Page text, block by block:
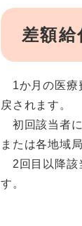
差額給
1か月の医療
戻されます。
初回該当者に
または各地域
2回目以降該
す。